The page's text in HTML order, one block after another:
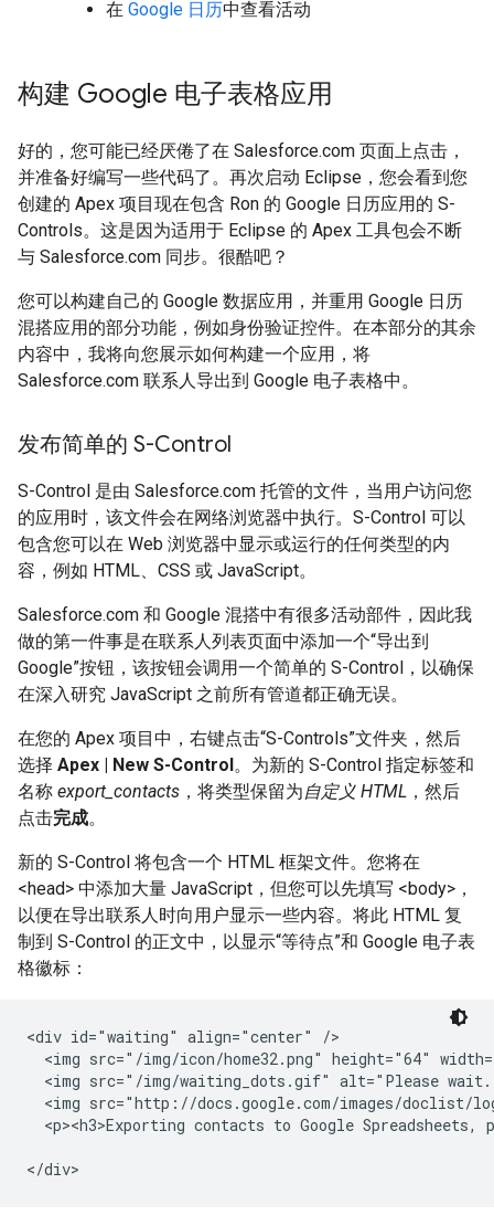
在 Google 日历中查看活动
构建 Google 电子表格应用
好的，您可能已经厌倦了在 Salesforce.com 页面上点击，
并准备好编写一些代码了。再次启动 Eclipse，您会看到您
创建的 Apex 项目现在包含 Ron 的 Google 日历应用的 S-
Controls。这是因为适用于 Eclipse 的 Apex 工具包会不断
与 Salesforce.com 同步。很酷吧？
您可以构建自己的 Google 数据应用，并重用 Google 日历
混搭应用的部分功能，例如身份验证控件。在本部分的其余
内容中，我将向您展示如何构建一个应用，将
Salesforce.com 联系人导出到 Google 电子表格中。
发布简单的 S-Control
S-Control 是由 Salesforce.com 托管的文件，当用户访问您
的应用时，该文件会在网络浏览器中执行。S-Control 可以
包含您可以在 Web 浏览器中显示或运行的任何类型的内
容，例如 HTML、CSS 或 JavaScript。
Salesforce.com 和 Google 混搭中有很多活动部件，因此我
做的第一件事是在联系人列表页面中添加一个“导出到
Google”按钮，该按钮会调用一个简单的 S-Control，以确保
在深入研究 JavaScript 之前所有管道都正确无误。
在您的 Apex 项目中，右键点击“S-Controls”文件夹，然后
选择 Apex | New S-Control。为新的 S-Control 指定标签和
名称 export_contacts ，将类型保留为自定义 HTML ，然后
点击完成。
新的 S-Control 将包含一个 HTML 框架文件。您将在
<head> 中添加大量 JavaScript，但您可以先填写 <body>，
以便在导出联系人时向用户显示一些内容。将此 HTML 复
制到 S-Control 的正文中，以显示“等待点”和 Google 电子表
格徽标：
<div id="waiting" align="center" />
<img src="/img/icon/home32.png" height="64"
<img src="/img/waiting_dots.gif" alt="Please
<img src="http://docs.google.com/images/doclist/
<p><h3>Exporting contacts to Google Spreadsheets,